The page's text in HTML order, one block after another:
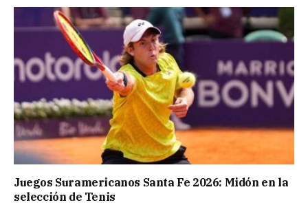
Juegos Suramericanos Santa Fe 2026: Midón en la
selección de Tenis